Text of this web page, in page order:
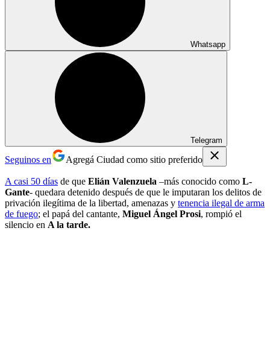
Whatsapp
Telegram
Seguinos en Agregá Ciudad como sitio preferido
A casi 50 días de que Elián Valenzuela –más conocido como L-
Gante- quedara detenido después de que le imputaran los delitos de
privación ilegítima de la libertad, amenazas y tenencia ilegal de arma
de fuego; el papá del cantante, Miguel Ángel Prosi, rompió el
silencio en A la tarde.